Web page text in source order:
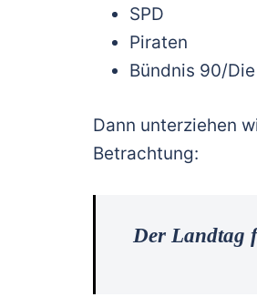
SPD
Piraten
Bündnis 90/
Dann unterziehen
Betrachtung:
Der Landtag